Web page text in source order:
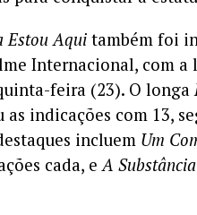
Estou Aqui também foi
Internacional, com a
feira (23). O longa
indicações com 13,
incluem Um
cada, eA Substância